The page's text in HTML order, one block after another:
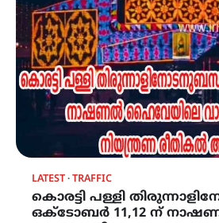
LATEST TRAFFIC
കൊരട്ടി പള്ളി
ഒക്ടോബർ 11,12 ന്